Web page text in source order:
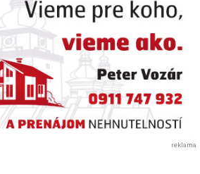
reklama